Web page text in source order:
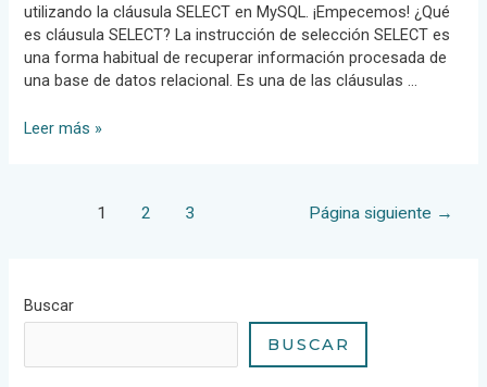
utilizando la cláusula SELECT en MySQL. ¡Empecemos! ¿Qué
es cláusula SELECT? La instrucción de selección SELECT es
una forma habitual de recuperar información procesada de
una base de datos relacional. Es una de las cláusulas …
Consulta
Leer más »
1 2 3 Página siguiente →
Buscar
BUSCAR